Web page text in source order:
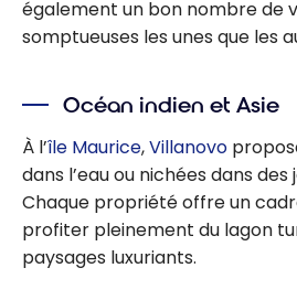
Incontournable
également un bon nombre de
somptueuses les unes que les
Océan indien et Asie
À l’île Maurice,Villanovo
dans l’eau ou nichées dans
Chaque propriété offre un
profiter pleinement du lagon
paysages luxuriants.